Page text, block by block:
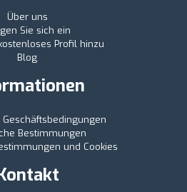
Über uns
Sie sich ein
Profil hinzu
Blog
Bestimmungen
und Cookies